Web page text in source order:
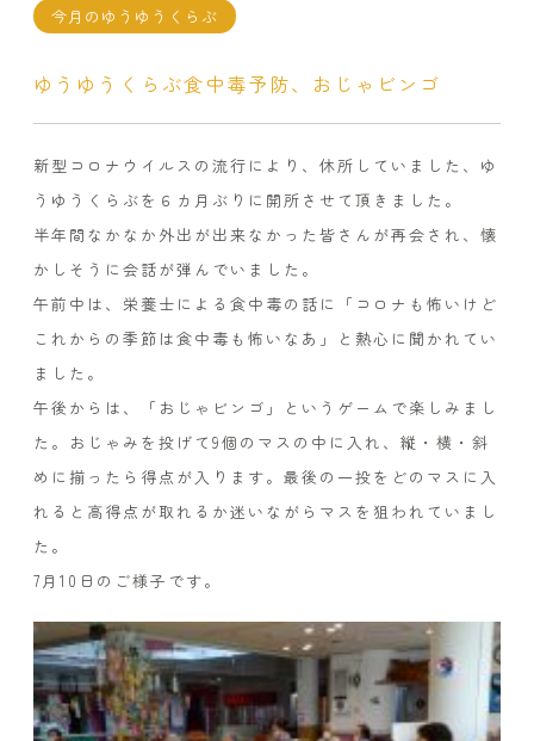
今月のゆうゆうくらぶ
ゆうゆうくらぶ食中毒予防、おじゃビンゴ
新型コロナウイルスの流行により、休所していました、ゆ
うゆうくらぶを６カ月ぶりに開所させて頂きました。
半年間なかなか外出が出来なかった皆さんが再会され、懐
かしそうに会話が弾んでいました。
午前中は、栄養士による食中毒の話に「コロナも怖いけど
これからの季節は食中毒も怖いなあ」と熱心に聞かれてい
ました。
午後からは、「おじゃビンゴ」というゲームで楽しみまし
た。おじゃみを投げて9個のマスの中に入れ、縦・横・斜
めに揃ったら得点が入ります。最後の一投をどのマスに入
れると高得点が取れるか迷いながらマスを狙われていまし
た。
7月10日のご様子です。